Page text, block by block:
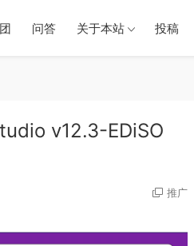
问答 关于本站 投稿
v12.3-EDiSO
推广